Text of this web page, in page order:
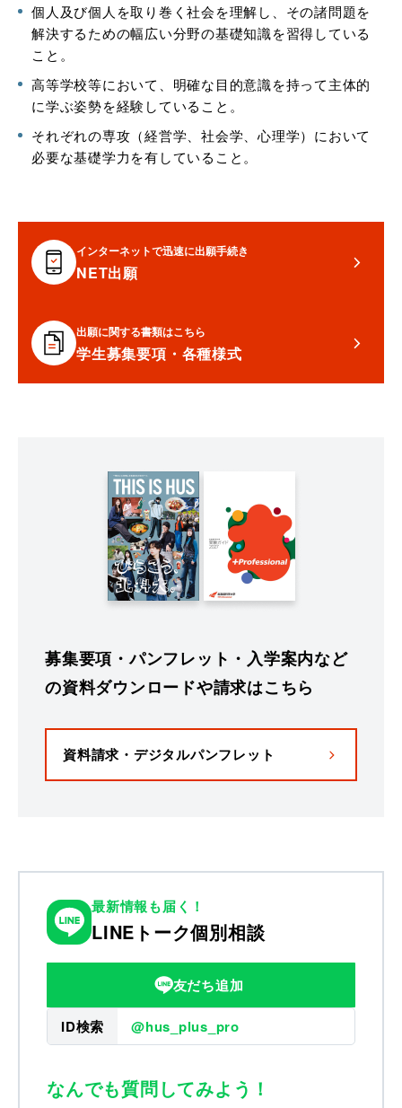
個人及び個人を取り巻く社会を理解し、その諸問題を
解決するための幅広い分野の基礎知識を習得している
こと。
高等学校等において、明確な目的意識を持って主体的
に学ぶ姿勢を経験していること。
それぞれの専攻（経営学、社会学、心理学）において
必要な基礎学力を有していること。
インターネットで迅速に出願手続き
NET出願
出願に関する書類はこちら
学生募集要項・各種様式
募集要項・パンフレット・入学案内など
の資料ダウンロードや請求はこちら
資料請求・デジタルパンフレット
最新情報も届く！
LINEトーク個別相談
友だち追加
ID検索 @hus_plus_pro
なんでも質問してみよう！